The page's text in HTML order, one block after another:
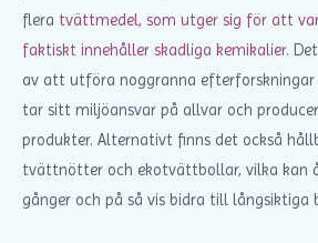
flera tvättmedel, som utger sig för att
faktiskt innehåller skadliga kemikalier.
av att utföra noggranna
tar sitt miljöansvar på allvar och
produkter. Alternativt finns det också
tvättnötter och ekotvättbollar, vilka kan
gånger och på så vis bidra till långsiktiga